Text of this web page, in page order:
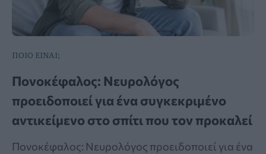
ΠΟΙΟ ΕΙΝΑΙ;
Πονοκέφαλος: Νευρολόγος
προειδοποιεί για ένα συγκεκριμένο
αντικείμενο στο σπίτι που τον προκαλεί
Πονοκέφαλος: Νευρολόγος προειδοποιεί για ένα